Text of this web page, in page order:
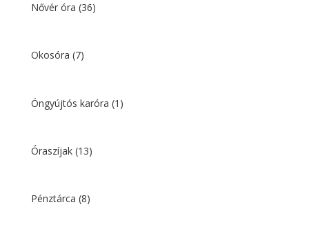
Nővér óra (36)
Okosóra (7)
Öngyújtós karóra (1)
Óraszíjak (13)
Pénztárca (8)